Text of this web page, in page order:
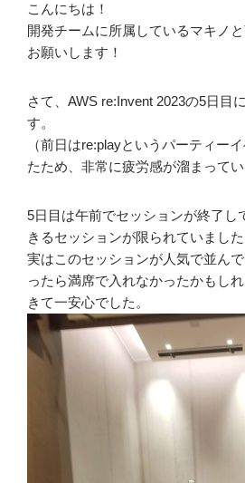
こんにちは！
開発チームに所属しているマキノ
お願いします！
さて、AWS re:Invent 2023の5日目
す。
（前日はre:playというパーティー
たため、非常に疲労感が溜まってい
5日目は午前でセッションが終了し
きるセッションが限られていました
実はこのセッションが人気で並ん
ったら満席で入れなかったかもし
きて一安心でした。